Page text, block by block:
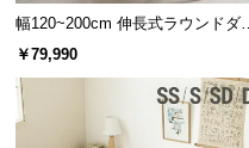
幅120~200cm 伸長式ラウンドダイ
ニングテーブル 6人掛け 天然木突
板 美しい格子デザイン
￥79,990